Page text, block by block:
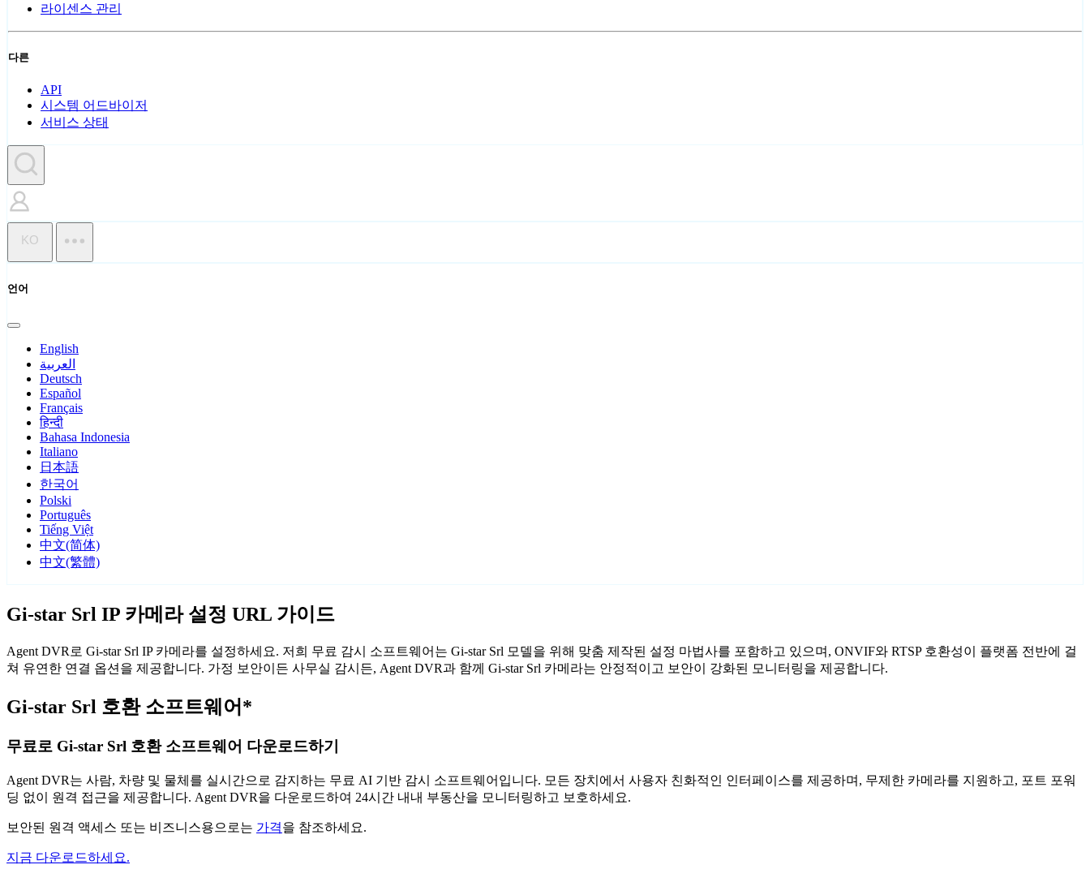
라이센스 관리
다른
API
시스템 어드바이저
서비스 상태
KO
언어
English
العربية
Deutsch
Español
Français
हिन्दी
Bahasa Indonesia
Italiano
日本語
한국어
Polski
Português
Tiếng Việt
中文(简体)
中文(繁體)
Gi-star Srl IP 카메라 설정 URL 가이드
Agent DVR로 Gi-star Srl IP 카메라를 설정하세요. 저희 무료 감시 소프트웨어는 Gi-star Srl 모델을 위해 맞춤 제작된 설정 마법사를 포함하고 있으며, ONVIF와 RTSP 호환성이 플랫폼 전반에 걸
쳐 유연한 연결 옵션을 제공합니다. 가정 보안이든 사무실 감시든, Agent DVR과 함께 Gi-star Srl 카메라는 안정적이고 보안이 강화된 모니터링을 제공합니다.
Gi-star Srl 호환 소프트웨어*
무료로 Gi-star Srl 호환 소프트웨어 다운로드하기
Agent DVR는 사람, 차량 및 물체를 실시간으로 감지하는 무료 AI 기반 감시 소프트웨어입니다. 모든 장치에서 사용자 친화적인 인터페이스를 제공하며, 무제한 카메라를 지원하고, 포트 포워
딩 없이 원격 접근을 제공합니다. Agent DVR을 다운로드하여 24시간 내내 부동산을 모니터링하고 보호하세요.
보안된 원격 액세스 또는 비즈니스용으로는 가격을 참조하세요.
지금 다운로드하세요.